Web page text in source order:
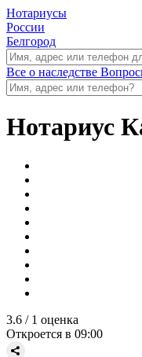
Нотариусы
России
Белгород
Все о наследстве
Нотариус
3.6 / 1 оценка
Откроется в 09:00